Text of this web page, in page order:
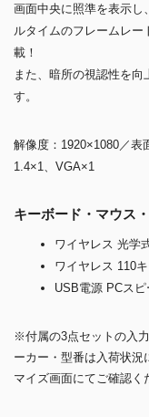
画面中央に照準を表示し
ルタイムのフレームレ
載！
また、暗所の視認性を
す。
解像度：1920×1080／表
1.4×1、VGA×1
キーボード・マウス
ワイヤレス 光学
ワイヤレス 110
USB電源 PCスピ
※付属の3点セットの入
ーカー・型番は入荷状況
マイズ画面にてご確認く